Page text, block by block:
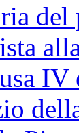
del
IV